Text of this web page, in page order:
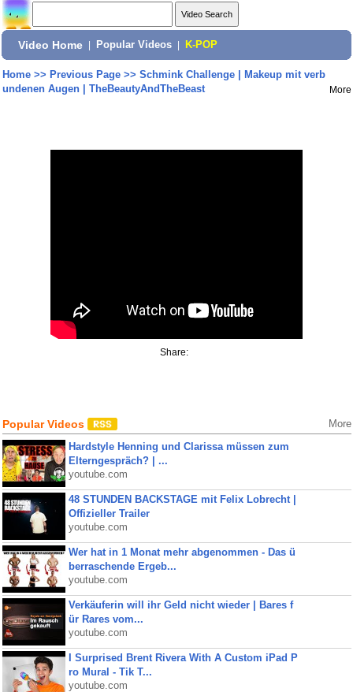
Video Home Popular Videos K-POP
Home>> Previous Page>> Schmink Challenge | Makeup mit verb
undenen Augen | TheBeautyAndTheBeast
More
Share:
Popular Videos More
Hardstyle Henning und Clarissa müssen zum
Elterngespräch? | ...
youtube.com
48 STUNDEN BACKSTAGE mit Felix Lobrecht |
Offizieller Trailer
youtube.com
Wer hat in 1 Monat mehr abgenommen - Das ü
berraschende Ergeb...
youtube.com
Verkäuferin will ihr Geld nicht wieder | Bares f
ür Rares vom...
youtube.com
I Surprised Brent Rivera With A Custom iPad P
ro Mural - Tik T...
youtube.com